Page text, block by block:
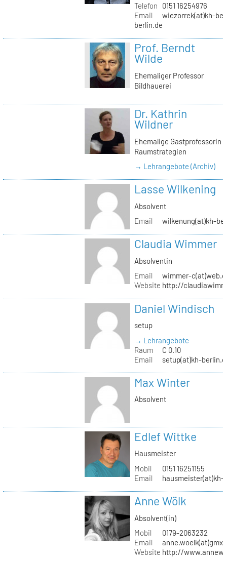
Telefon
0151 16254976
Email
wiezorrek(at)kh-
berlin.de
Prof. Berndt
Wilde
Ehemaliger Professor
Bildhauerei
Dr. Kathrin
Wildner
Ehemalige Gastprofessorin
Raumstrategien
→ Lehrangebote (Archiv)
Lasse Wilkening
Absolvent
Email
wilkenung(at)kh-
Claudia Wimmer
Absolventin
Email
wimmer-
Website http://
Daniel Windisch
setup
→ Lehrangebote
Raum
C 0.10
Email
setup(at)kh-
Max Winter
Absolvent
Edlef Wittke
Hausmeister
Mobil
0151 16251155
Email
hausmeister(at)kh-
Anne Wölk
Absolvent(in)
Mobil
0179-2063232
Email
Website http://